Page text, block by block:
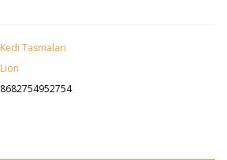
Kedi Tasmaları
Lion
8682754952754